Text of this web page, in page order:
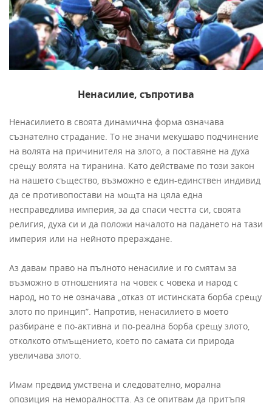
Ненасилие, съпротива
Ненасилието в своята динамична форма означава
съзнателно страдание. То не значи мекушаво подчинение
на волята на причинителя на злото, а поставяне на духа
срещу волята на тиранина. Като действаме по този закон
на нашето същество, възможно е един-единствен индивид
да се противопостави на мощта на цяла една
несправедлива империя, за да спаси честта си, своята
религия, духа си и да положи началото на падането на тази
империя или на нейното прераждане.
Аз давам право на пълното ненасилие и го смятам за
възможно в отношенията на човек с човека и народ с
народ, но то не означава „отказ от истинската борба срещу
злото по принцип”. Напротив, ненасилието в моето
разбиране е по-активна и по-реална борба срещу злото,
отколкото отмъщението, което по самата си природа
увеличава злото.
Имам предвид умствена и следователно, морална
опозиция на неморалността. Аз се опитвам да притъпя